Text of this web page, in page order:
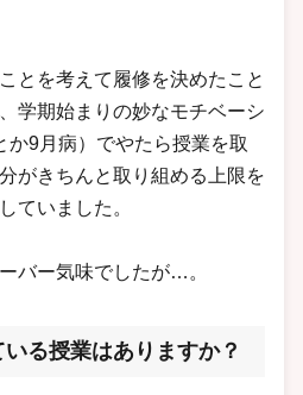
とを考えて履修を決めたこと
学期始まりの妙なモチベーシ
か9月病）でやたら授業を取
がきちんと取り組める上限を
ていました。
バー気味でしたが…。
る授業はありますか？